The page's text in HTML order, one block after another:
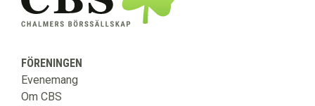
FÖRENINGEN
Evenemang
Om CBS